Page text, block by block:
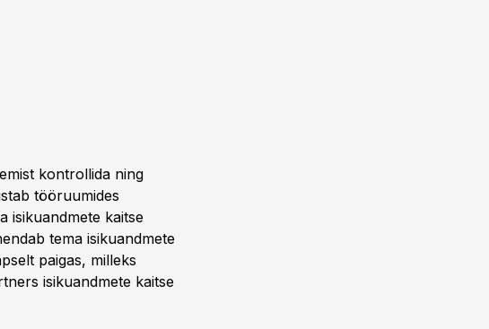
kontrollida ning
tööruumides
isikuandmete kaitse
tema isikuandmete
paigas, milleks
isikuandmete kaitse